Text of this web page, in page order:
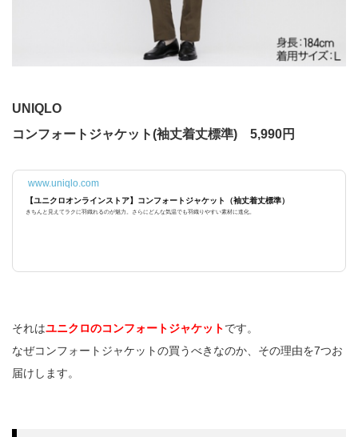
UNIQLO
コンフォートジャケット(袖丈着丈標準) 5,990円
www.uniqlo.com
【ユニクロオンラインストア】コンフォートジャケット（袖丈着丈標準）
きちんと見えてラクに羽織れるのが魅力。さらにどんな気温でも羽織りやすい素材に進化。
それはユニクロのコンフォートジャケットです。
なぜコンフォートジャケットの買うべきなのか、その理由を7つお
届けします。